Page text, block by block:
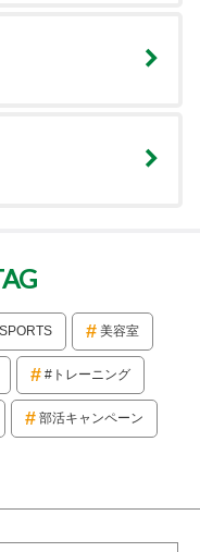
美容室
#トレーニング
部活キャンペーン